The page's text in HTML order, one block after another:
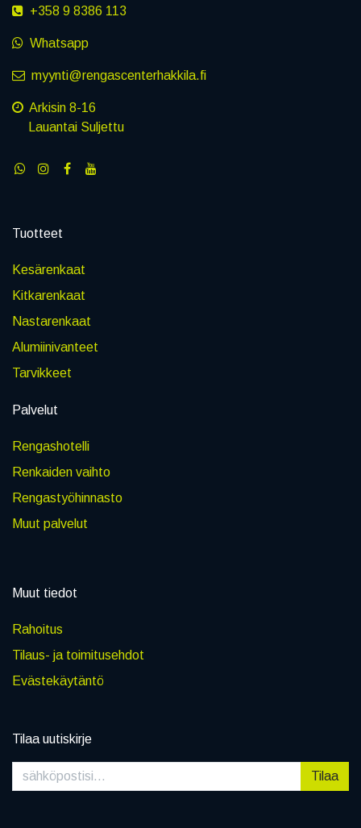
+358 9 8386 113
Whatsapp
myynti@rengascenterhakkila.fi
Arkisin 8-16
Lauantai Suljettu
Tuotteet
Kesärenkaat
Kitkarenkaat
Nastarenkaat
Alumiinivanteet
Tarvikkeet
Palvelut
Rengashotelli
Renkaiden vaihto
Rengastyöhinnasto
Muut palvelut
Muut tiedot
Rahoitus
Tilaus- ja toimitusehdot
Evästekäytäntö
Tilaa uutiskirje
Tilaa